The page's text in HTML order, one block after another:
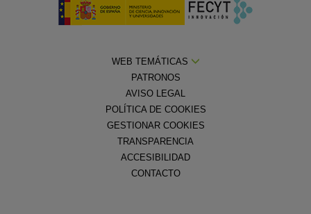
WEB TEMÁTICAS
PATRONOS
AVISO LEGAL
POLÍTICA DE COOKIES
GESTIONAR COOKIES
TRANSPARENCIA
ACCESIBILIDAD
CONTACTO